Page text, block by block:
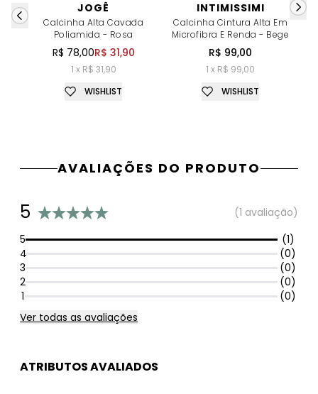
JOGÊ
Calcinha Alta Cavada
Poliamida - Rosa
R$ 78,00R$ 31,90
1 x R$ 31,90
WISHLIST
INTIMISSIMI
Calcinha Cintura Alta Em
Microfibra E Renda - Bege
R$ 99,00
1 x R$ 99,00
WISHLIST
AVALIAÇÕES DO PRODUTO
5
(1 avaliação)
5
(1)
4
(0)
3
(0)
2
(0)
1
(0)
Ver todas as avaliações
ATRIBUTOS AVALIADOS